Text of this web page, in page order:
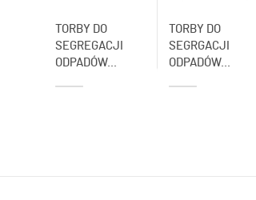
TORBY DO
SEGREGACJI
ODPADÓW...
TORBY DO
SEGRGACJI
ODPADÓW...